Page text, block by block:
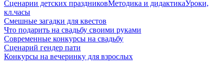
Сценарии детских праздниковМетодика и дидактикаУроки,
кл.часы
Смешные загадки для квестов
Что подарить на свадьбу своими руками
Современные конкурсы на свадьбу
Сценарий гендер пати
Конкурсы на вечеринку для взрослых